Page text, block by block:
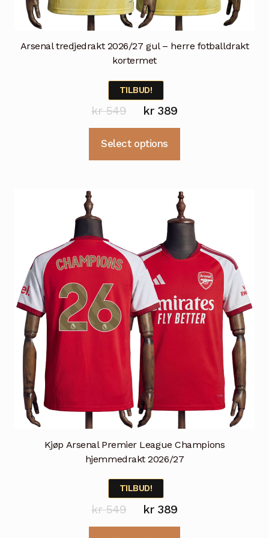
Arsenal tredjedrakt 2026/27 gul – herre fotballdrakt
kortermet
TILBUD!
kr549
Opprinnelig
pris
var:
kr389Nåværende
pris
Select options
varianter.
Alternativene
kan
velges
produktsiden
Kjøp Arsenal Premier League Champions
hjemmedrakt 2026/27
TILBUD!
kr549
Opprinnelig
pris
kr389Nåværende
pris